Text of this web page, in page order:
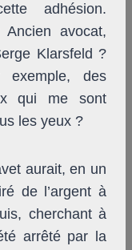
adhésion.
avocat,
Klarsfeld ?
exemple, des
qui me sont
les yeux ?
aurait, en un
de l’argent à
cherchant à
arrêté par la